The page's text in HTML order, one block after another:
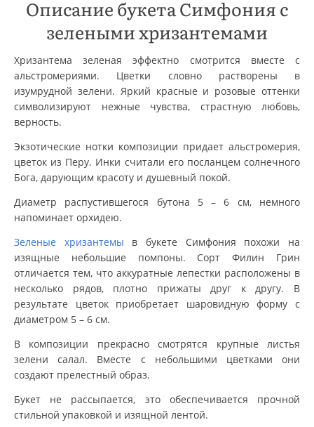
Описание букета Симфония с
зелеными хризантемами
Хризантема зеленая эффектно смотрится вместе с
альстромериями. Цветки словно растворены в
изумрудной зелени. Яркий красные и розовые оттенки
символизируют нежные чувства, страстную любовь,
верность.
Экзотические нотки композиции придает альстромерия,
цветок из Перу. Инки считали его посланцем солнечного
Бога, дарующим красоту и душевный покой.
Диаметр распустившегося бутона 5 – 6 см, немного
напоминает орхидею.
Зеленые хризантемы в букете Симфония похожи на
изящные небольшие помпоны. Сорт Филин Грин
отличается тем, что аккуратные лепестки расположены в
несколько рядов, плотно прижаты друг к другу. В
результате цветок приобретает шаровидную форму с
диаметром 5 – 6 см.
В композиции прекрасно смотрятся крупные листья
зелени салал. Вместе с небольшими цветками они
создают прелестный образ.
Букет не рассыпается, это обеспечивается прочной
стильной упаковкой и изящной лентой.